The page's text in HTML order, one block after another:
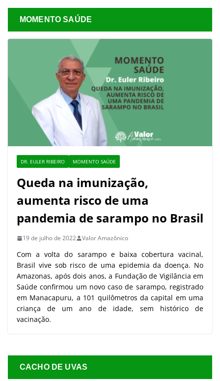
MOMENTO SAÚDE
DR. EULER RIBEIRO MOMENTO SAÚDE
Queda na imunização,
aumenta risco de uma
pandemia de sarampo no Brasil
19 de julho de 2022 Valor Amazônico
Com a volta do sarampo e baixa cobertura vacinal,
Brasil vive sob risco de uma epidemia da doença. No
Amazonas, após dois anos, a Fundação de Vigilância em
Saúde confirmou um novo caso de sarampo, registrado
em Manacapuru, a 101 quilômetros da capital em uma
criança de um ano de idade, sem histórico de
vacinação.
CACHO DE UVAS